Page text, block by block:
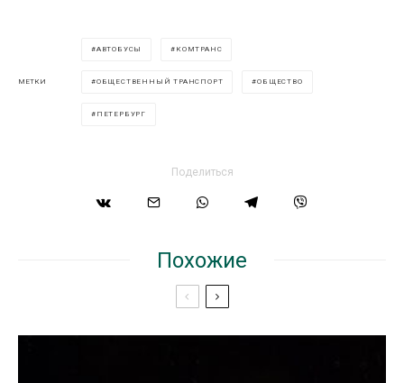
МЕТКИ
АВТОБУСЫ КОМТРАНС
ОБЩЕСТВЕННЫЙ ТРАНСПОРТ ОБЩЕСТВО
ПЕТЕРБУРГ
Поделиться
Похожие